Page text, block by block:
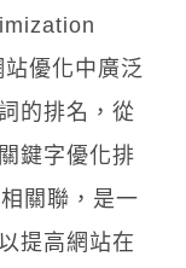
優化中廣泛
的排名，從
鍵字優化排
關聯，是一
提高網站在